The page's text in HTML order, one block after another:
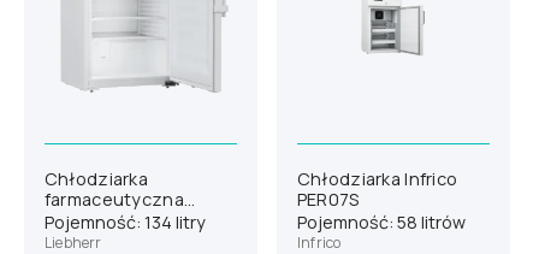
Chłodziarka
farmaceutyczna
Liebherr HMTvh 1501
Pojemność: 134 litry
Liebherr
Chłodziarka Infrico
PER07S
Pojemność: 58 litrów
Infrico